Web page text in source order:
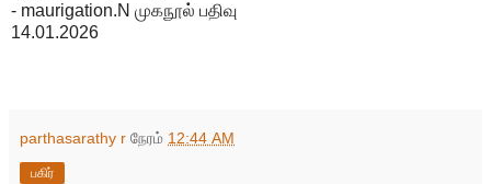
- maurigation.N முகநூல் பதிவு
14.01.2026
parthasarathy r நேரம் 12:44 AM
பகிர்